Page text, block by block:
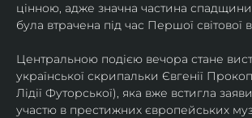
цінною, адже значна частина
була втрачена під час Першої світової
Центральною подією вечора стане
української скрипальки Євгенії
Лідії Футорської), яка вже встигла
участю в престижних європейських